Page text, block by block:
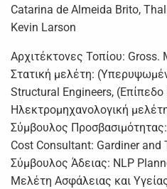
Catarina de Almeida Brito,
Kevin Larson
Αρχιτέκτονες Τοπίου: Gross.
Στατική μελέτη:
Structural Engineers,
Ηλεκτρομηχανολογική
Σύμβουλος
Cost Consultant: Gardiner and
Σύμβουλος Άδειας: NLP
Μελέτη Ασφάλειας και